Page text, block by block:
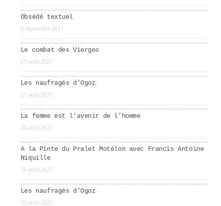
Obsédé textuel
3 septembre 2021
Le combat des Vierges
27 août 2021
Les naufragés d’Ogoz
21 août 2021
La femme est l’avenir de l’homme
20 août 2021
A la Pinte du Pralet Motélon avec Francis Antoine
Niquille
19 août 2021
Les naufragés d’Ogoz
10 août 2021